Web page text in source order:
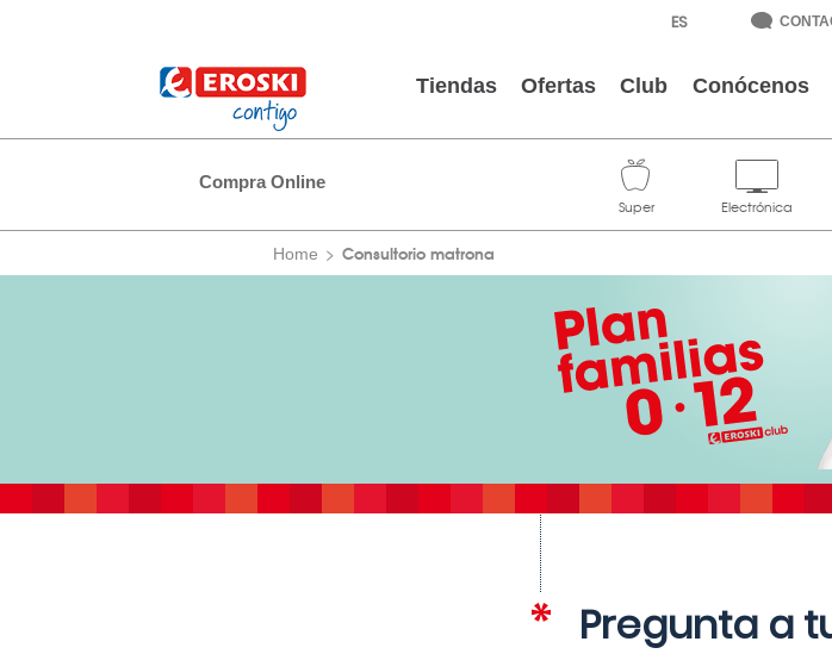
Tiendas Ofertas Club Conócenos
Compra Online
Home Consultorio matrona
Pregunta a